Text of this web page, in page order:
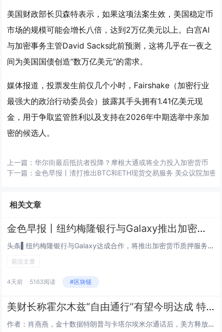
美国财政部长贝森特表示，如果这项法案生效，美国稳定币
市场的规模可能会增长八倍，达到2万亿美元以上。白宫AI
与加密事务主管David Sacks此前预测，这将几乎在一夜之
间为美国国债创造“数万亿美元”的需求。
媒体报道，投票发生前仅几个小时，Fairshake（加密行业
最强大的政治行动委员会）披露其手头拥有1.41亿美元现
金，用于争取监管胜利以及支持在2026年中期选举中亲加
密的候选人。
上一篇：华尔街最后抵抗者投降？摩根大通或将全力投入加密货币
下一篇：金色早报丨渣打推出BTC和ETH现货交易服务 美众议院加密
相关文章
金色早报丨纽约梅隆银行与Galaxy推出加密质押服务 三星拟向手机添加原生稳定币功能
头条▌纽约梅隆银行与Galaxy达成合作，将推出加密货币质押服务8月4日，Galaxy Digital 宣布与纽约梅隆银...
前沿文章
4天前 5163阅读 #区块链
美财长称霍尔木兹“自由通行”有望今明达成 特朗普与卡塔尔埃米尔通话促降级
作者：肖燕燕，金十数据特朗普与卡塔尔埃米尔通话后，美方释放积极信号。贝森特称，美伊可能很快达成协议，开放霍尔木兹海峡并恢...